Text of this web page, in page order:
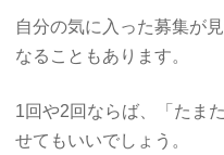
自分の気に入った募集が
なることもあります。
1回や2回ならば、「たま
せてもいいでしょう。